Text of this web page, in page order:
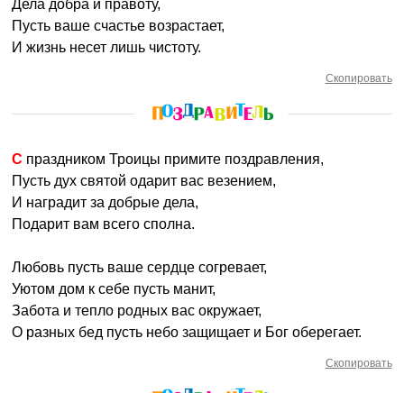
Дела добра и правоту,
Пусть ваше счастье возрастает,
И жизнь несет лишь чистоту.
Скопировать
С праздником Троицы примите поздравления,
Пусть дух святой одарит вас везением,
И наградит за добрые дела,
Подарит вам всего сполна.
Любовь пусть ваше сердце согревает,
Уютом дом к себе пусть манит,
Забота и тепло родных вас окружает,
О разных бед пусть небо защищает и Бог оберегает.
Скопировать